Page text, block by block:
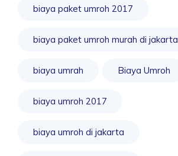
biaya paket umroh 2017
biaya paket umroh murah di jakarta
biaya umrah Biaya Umroh
biaya umroh 2017
biaya umroh di jakarta